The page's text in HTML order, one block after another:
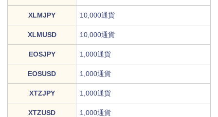
XLMJPY 10,000通貨
XLMUSD 10,000通貨
EOSJPY 1,000通貨
EOSUSD 1,000通貨
XTZJPY 1,000通貨
XTZUSD 1,000通貨